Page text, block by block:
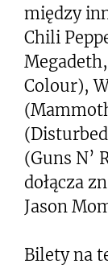
między
Chili
Colour),
(Guns N’
dołącza
Jason
Bilety na